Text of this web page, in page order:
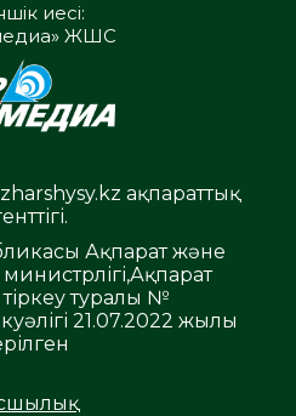
иесі:
ЖШС
ақпараттық
Ақпарат және
тіркеу туралы №
21.07.2022 жылы